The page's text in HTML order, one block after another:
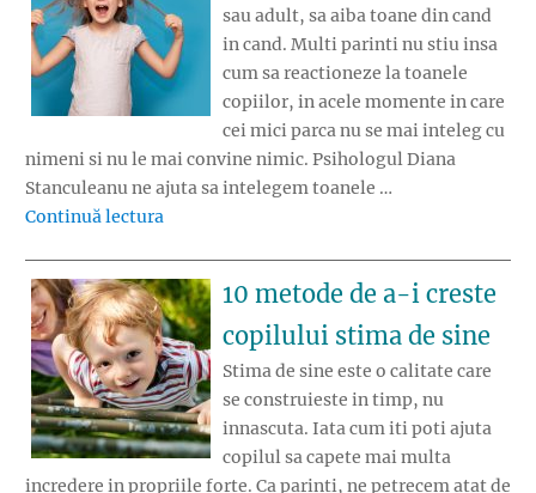
sau adult, sa aiba toane din cand
in cand. Multi parinti nu stiu insa
cum sa reactioneze la toanele
copiilor, in acele momente in care
cei mici parca nu se mai inteleg cu
nimeni si nu le mai convine nimic. Psihologul Diana
Stanculeanu ne ajuta sa intelegem toanele …
Continuă lectura
10 metode de a-i creste
copilului stima de sine
Stima de sine este o calitate care
se construieste in timp, nu
innascuta. Iata cum iti poti ajuta
copilul sa capete mai multa
incredere in propriile forte. Ca parinti, ne petrecem atat de